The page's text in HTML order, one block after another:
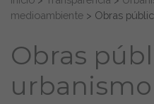
medioambiente > Obras
Obras